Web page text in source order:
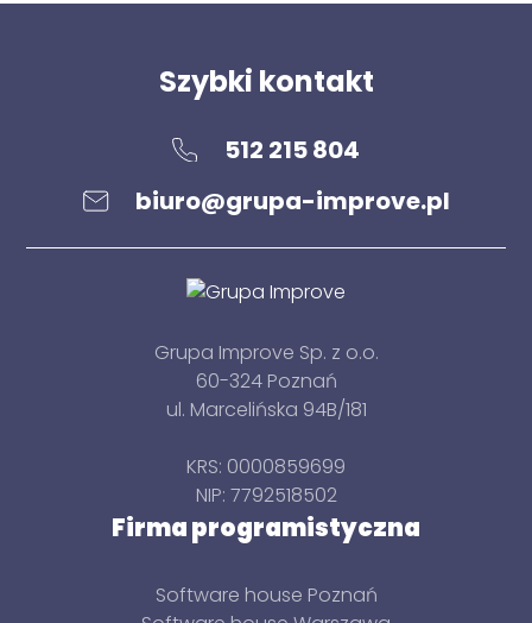
Szybki kontakt
512 215 804
biuro@grupa-improve.pl
Grupa Improve Sp. z o.o.
60-324 Poznań
ul. Marcelińska 94B/181
KRS: 0000859699
NIP: 7792518502
Firma programistyczna
Software house Poznań